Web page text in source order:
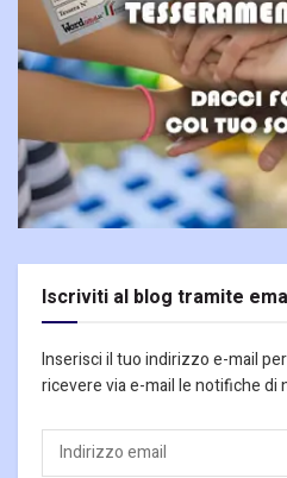
Iscriviti al blog tramite
Inserisci il tuo indirizzo e-mail
ricevere via e-mail le notifiche di
Indirizzo
email